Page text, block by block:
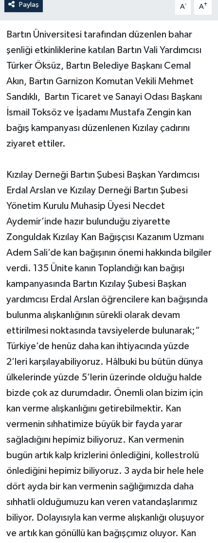
Paylaş A- A+
Bartın Üniversitesi tarafından düzenlen bahar
şenliği etkinliklerine katılan Bartın Vali Yardımcısı
Türker Öksüz, Bartın Belediye Başkanı Cemal
Akın, Bartın Garnizon Komutan Vekili Mehmet
Sandıklı, Bartın Ticaret ve Sanayi Odası Başkanı
İsmail Toksöz ve İşadamı Mustafa Zengin kan
bağış kampanyası düzenlenen Kızılay çadırını
ziyaret ettiler.
Kızılay Derneği Bartın Şubesi Başkan Yardımcısı
Erdal Arslan ve Kızılay Derneği Bartın Şubesi
Yönetim Kurulu Muhasip Üyesi Necdet
Aydemir’inde hazır bulunduğu ziyarette
Zonguldak Kızılay Kan Bağışçısı Kazanım Uzmanı
Adem Sali’de kan bağışının önemi hakkında bilgiler
verdi. 135 Ünite kanın Toplandığı kan bağışı
kampanyasında Bartın Kızılay Şubesi Başkan
yardımcısı Erdal Arslan öğrencilere kan bağışında
bulunma alışkanlığının sürekli olarak devam
ettirilmesi noktasında tavsiyelerde bulunarak;“
Türkiye’de henüz daha kan ihtiyacında yüzde
2’leri karşılayabiliyoruz. Hâlbuki bu bütün dünya
ülkelerinde yüzde 5’lerin üzerinde olduğu halde
bizde çok az durumdadır. Önemli olan bizim için
kan verme alışkanlığını getirebilmektir. Kan
vermenin sıhhatimize büyük bir fayda yarar
sağladığını hepimiz biliyoruz. Kan vermenin
bugün artık kalp krizlerini önlediğini, kollestrolü
önlediğini hepimiz biliyoruz. 3 ayda bir hele hele
dört ayda bir kan vermenin sağlığımızda daha
sıhhatli olduğumuzu kan veren vatandaşlarımız
biliyor. Dolayısıyla kan verme alışkanlığı oluşuyor
ve artık kan gönüllü kan bağışçımız oluyor. Kan
DÜNYA
YEREL